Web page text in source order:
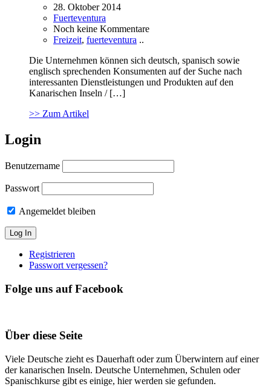
28. Oktober 2014
Fuerteventura
Noch keine Kommentare
Freizeit, fuerteventura ..
Die Unternehmen können sich deutsch, spanisch sowie
englisch sprechenden Konsumenten auf der Suche nach
interessanten Dienstleistungen und Produkten auf den
Kanarischen Inseln / […]
>> Zum Artikel
Login
Benutzername
Passwort
Angemeldet bleiben
Registrieren
Passwort vergessen?
Folge uns auf Facebook
Über diese Seite
Viele Deutsche zieht es Dauerhaft oder zum Überwintern auf einer
der kanarischen Inseln. Deutsche Unternehmen, Schulen oder
Spanischkurse gibt es einige, hier werden sie gefunden.